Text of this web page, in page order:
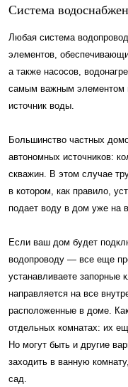
Система
Любая система
элементов,
а также насосов,
самым важным элементом
источник воды.
Большинство частных
автономных источников:
скважин. В этом случае
в котором, как правило,
подает воду в дом уже на
Если ваш дом будет
водопроводу — все еще
устанавливаете запорные
направляется на все
расположенные в доме.
отдельных комнатах: их
Но могут быть и другие
заходить в ванную
сад.